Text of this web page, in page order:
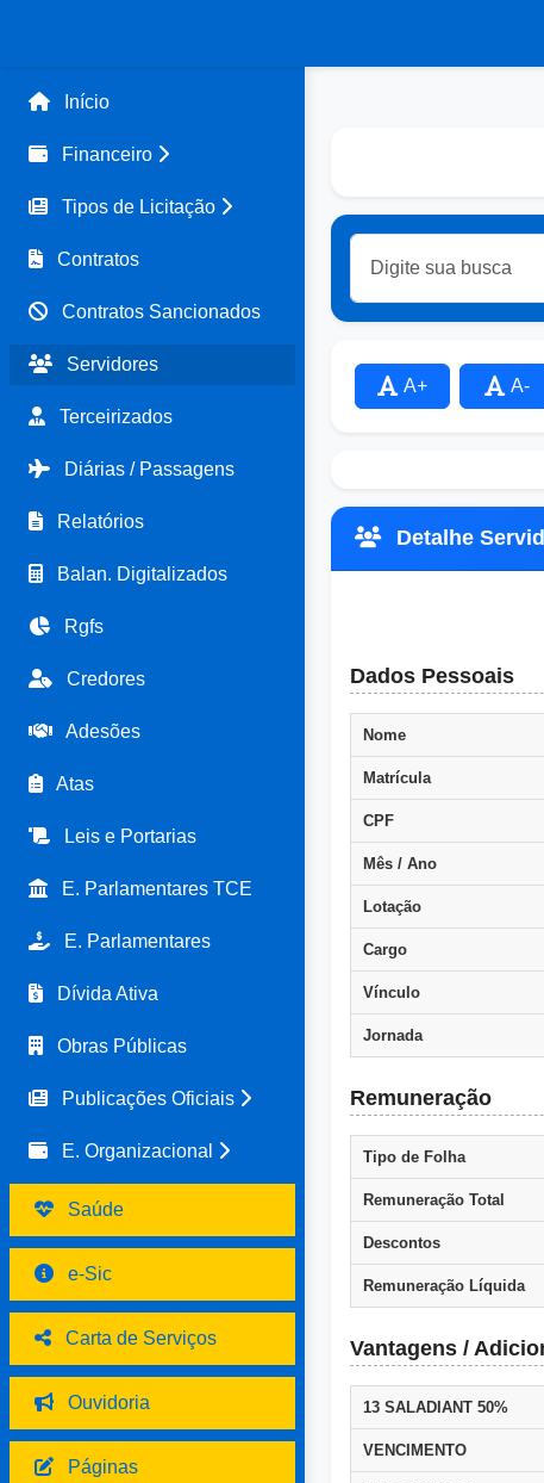
Início
Financeiro
Tipos de Licitação
Contratos
Contratos Sancionados
Servidores
Terceirizados
Diárias / Passagens
Relatórios
Balan. Digitalizados
Rgfs
Credores
Adesões
Atas
Leis e Portarias
E. Parlamentares TCE
E. Parlamentares
Dívida Ativa
Obras Públicas
Publicações Oficiais
E. Organizacional
Saúde
e-Sic
Carta de Serviços
Ouvidoria
Páginas
A+ A-
Detalhe
Dados Pessoais
Nome
Matrícula
CPF
Mês / Ano
Lotação
Cargo
Vínculo
Jornada
Remuneração
Tipo de Folha
Remuneração Total
Descontos
Remuneração Líquida
Vantagens /
13 SALADIANT 50%
VENCIMENTO